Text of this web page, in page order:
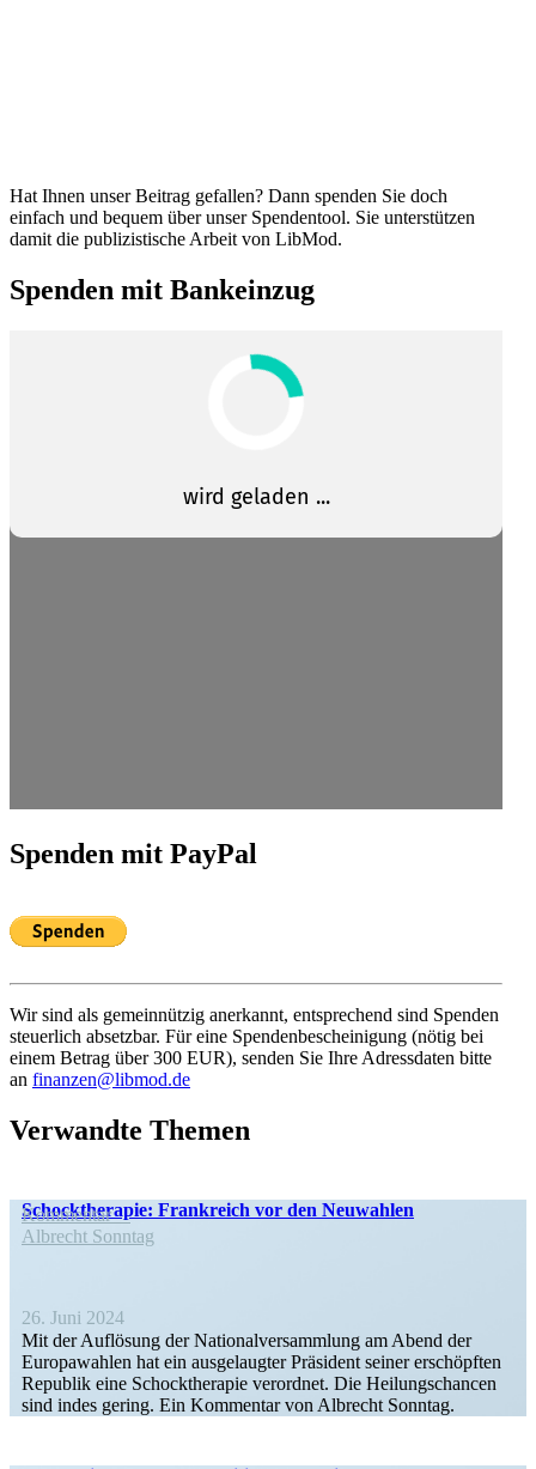
Hat Ihnen unser Beitrag gefallen? Dann spenden Sie doch
einfach und bequem über unser Spendentool. Sie unter­stützen
damit die publi­zis­tische Arbeit von LibMod.
Spenden mit Bankeinzug
Spenden mit PayPal
Wir sind als gemein­nützig anerkannt, entspre­chend sind Spenden
steuerlich absetzbar. Für eine Spenden­be­schei­nigung (nötig bei
einem Betrag über 300 EUR), senden Sie Ihre Adress­daten bitte
an finanzen@libmod.de
Verwandte Themen
Schock­the­rapie: Frank­reich vor den Neuwahlen
Kommentar
Albrecht Sonntag
26. Juni 2024
Mit der Auflösung der Natio­nal­ver­sammlung am Abend der
Europa­wahlen hat ein ausge­laugter Präsident seiner erschöpften
Republik eine Schock­the­rapie verordnet. Die Heilungs­chancen
sind indes gering. Ein Kommentar von Albrecht Sonntag.